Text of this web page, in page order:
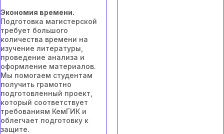
Экономия времени.
Подготовка магистерской
требует большого
количества времени на
изучение литературы,
проведение анализа и
оформление материалов.
Мы помогаем студентам
получить грамотно
подготовленный проект,
который соответствует
требованиям КемГИК и
облегчает подготовку к
защите.